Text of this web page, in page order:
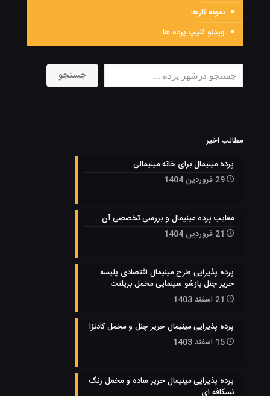
نمونه کارها
ویدئو کلیپ پرده ها
جستجو جستجو
مطالب اخیر
پرده مینیمال برای خانه مینیمالی
29 فروردین 1404
معایب پرده مینیمال و بررسی تخصصی آن
21 فروردین 1404
پرده پذیرایی طرح مینیمال اقتصادی پلیسه
حریر چنل بازشو سینمایی مخمل بریلنت
21 اسفند 1403
پرده پذیرایی مینیمال حریر چنل و مخمل کادنزا
15 اسفند 1403
پرده پذیرایی مینیمال حریر ساده و مخمل رنگ
نسکافه ای